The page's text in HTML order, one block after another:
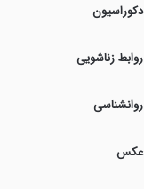
دکوراسیون
روابط زناشویی
روانشناسی
عکس